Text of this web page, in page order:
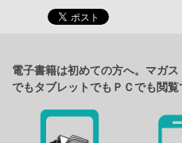
電子書籍は初めての方へ。マガ
でもタブレットでもＰＣでも閲覧